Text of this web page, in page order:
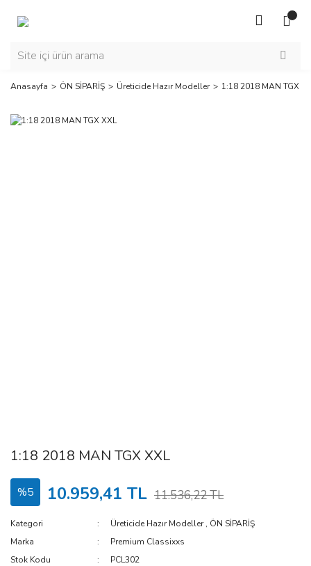
Anasayfa ÖN SİPARİŞ Üreticide Hazır Modeller 1:18 2018 MAN TGX
1:18 2018 MAN TGX XXL
%5 10.959,41 TL 11.536,22 TL
Kategori Üreticide Hazır Modeller, ÖN SİPARİŞ
Marka
Premium Classixxs
Stok Kodu
PCL302